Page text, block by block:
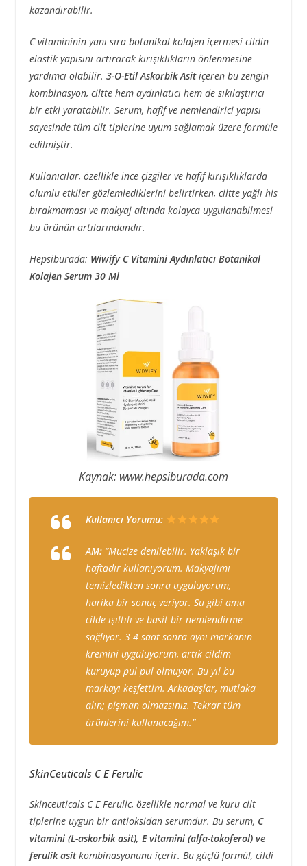
kazandırabilir.
C vitamininin yanı sıra botanikal kolajen içermesi cildin
elastik yapısını artırarak kırışıklıkların önlenmesine
yardımcı olabilir. 3-O-Etil Askorbik Asitiçeren bu zengin
kombinasyon, ciltte hem aydınlatıcı hem de sıkılaştırıcı
bir etki yaratabilir. Serum, hafif ve nemlendirici yapısı
sayesinde tüm cilt tiplerine uyum sağlamak üzere formüle
edilmiştir.
Kullanıcılar, özellikle ince çizgiler ve hafif kırışıklıklarda
olumlu etkiler gözlemlediklerini belirtirken, ciltte yağlı his
bırakmaması ve makyaj altında kolayca uygulanabilmesi
bu ürünün artılarındandır.
Hepsiburada: Wiwify C Vitamini Aydınlatıcı Botanikal
Kolajen Serum 30 Ml
Kaynak: www.hepsiburada.com
Kullanıcı Yorumu:
AM:“Mucize denilebilir. Yaklaşık bir
haftadır kullanıyorum. Makyajımı
temizledikten sonra uyguluyorum,
harika bir sonuç veriyor. Su gibi ama
cilde ışıltılı ve basit bir nemlendirme
sağlıyor. 3-4 saat sonra aynı markanın
kremini uyguluyorum, artık cildim
kuruyup pul pul olmuyor. Bu yıl bu
markayı keşfettim. Arkadaşlar, mutlaka
alın; pişman olmazsınız. Tekrar tüm
ürünlerini kullanacağım.”
SkinCeuticals C E Ferulic
Skinceuticals C E Ferulic, özellikle normal ve kuru cilt
tiplerine uygun bir antioksidan serumdur. Bu serum, C
vitamini (L-askorbik asit), E vitamini (alfa-tokoferol) ve
ferulik asitkombinasyonunu içerir. Bu güçlü formül, cildi